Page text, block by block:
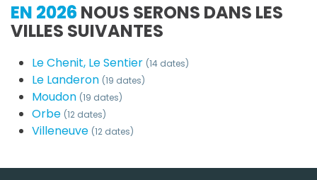
EN 2026 NOUS SERONS DANS LES
VILLES SUIVANTES
Le Chenit, Le Sentier (14 dates)
Le Landeron (19 dates)
Moudon (19 dates)
Orbe (12 dates)
Villeneuve (12 dates)